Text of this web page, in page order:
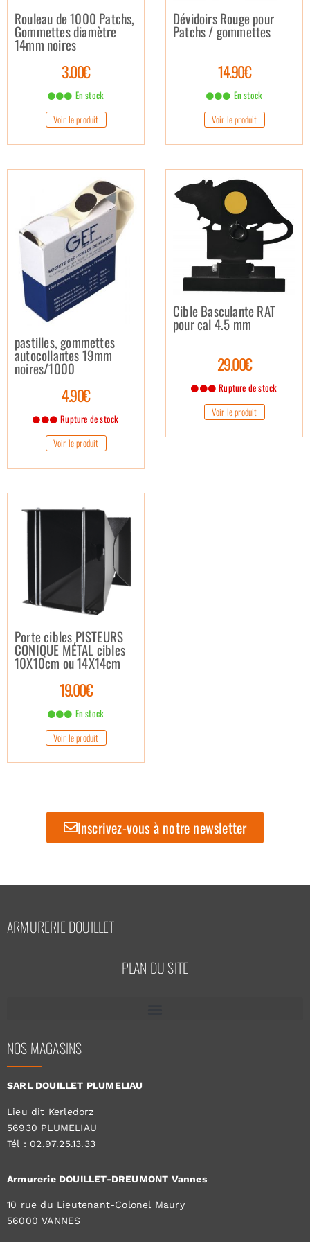
Rouleau de 1000 Patchs,
Gommettes diamètre
14mm noires
3.00€
En stock
Voir le produit
Dévidoirs Rouge pour
Patchs / gommettes
14.90€
En stock
Voir le produit
pastilles, gommettes
autocollantes 19mm
noires/1000
4.90€
Rupture de stock
Voir le produit
Cible Basculante RAT
pour cal 4.5 mm
29.00€
Rupture de stock
Voir le produit
Porte cibles PISTEURS
CONIQUE MÉTAL cibles
10X10cm ou 14X14cm
19.00€
En stock
Voir le produit
Inscrivez-vous à notre newsletter
ARMURERIE DOUILLET
PLAN DU SITE
NOS MAGASINS
SARL DOUILLET PLUMELIAU
Lieu dit Kerledorz
56930 PLUMELIAU
Tél : 02.97.25.13.33
Armurerie DOUILLET-DREUMONT Vannes
10 rue du Lieutenant-Colonel Maury
56000 VANNES